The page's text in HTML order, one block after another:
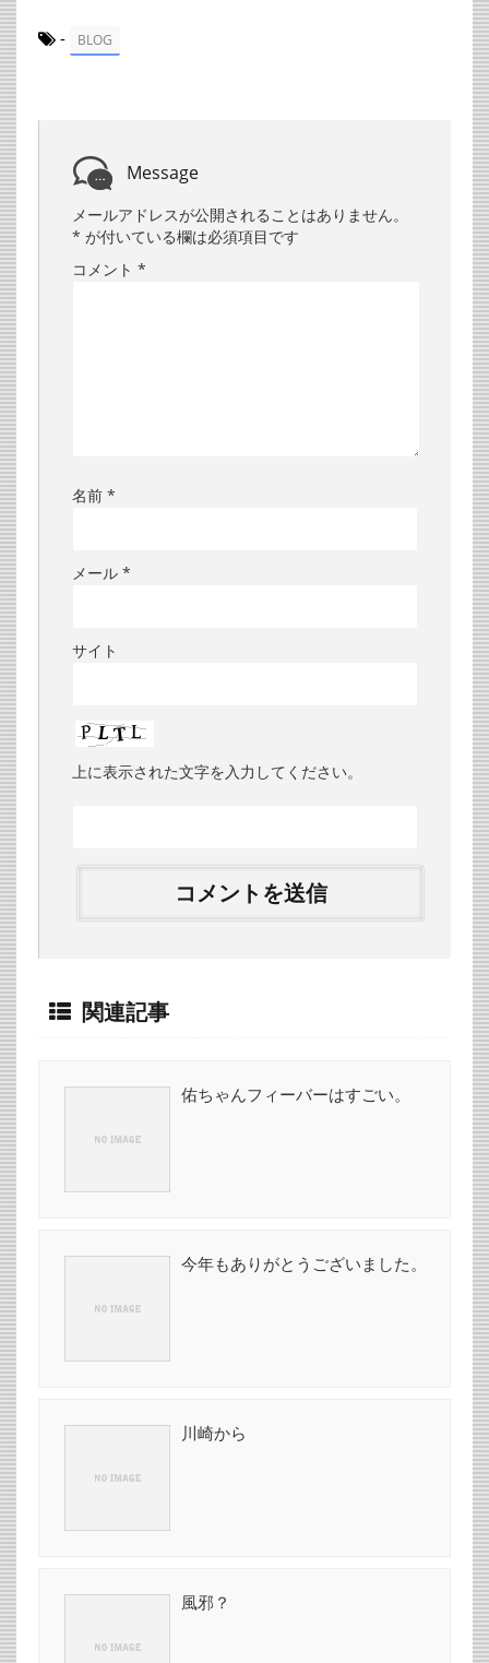
- BLOG
Message
メールアドレスが公開されることはありません。
* が付いている欄は必須項目です
コメント *
名前 *
メール *
サイト
上に表示された文字を入力してください。
関連記事
佑ちゃんフィーバーはすごい。
今年もありがとうございました。
川崎から
風邪？